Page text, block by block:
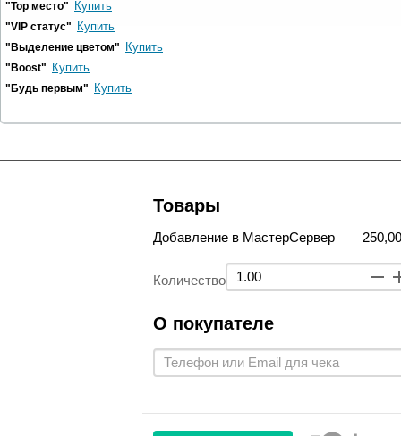
"Top место" Купить
"VIP статус" Купить
"Выделение цветом" Купить
"Boost" Купить
"Будь первым" Купить
Товары
Добавление в МастерСервер
Количество
О покупателе